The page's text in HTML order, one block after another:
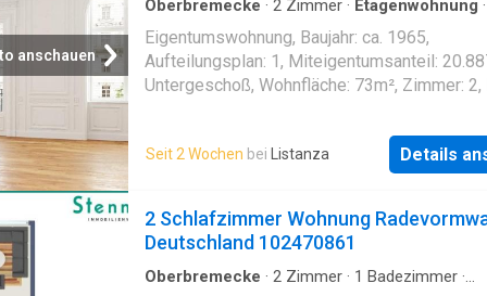
anschauen
Oberbremecke · 2 Zimmer · Etagenwohnung ·
Eigentumswohnung, Baujahr: ca. 1965,
Aufteilungsplan: 1, Miteigentumsanteil:
Untergeschoß, Wohnfläche: 73m², Zimmer: 2,
Zubehör 750€ (Gartenhaus), durchgreifende
Modernisierungsmaßnahmen wurden nicht
vorgenommen, zum Zeitpunkt der
Seit 2 Wochen bei Listanza Details
2 Schlafzimmer Wohnung
Deutschland 102470861
Oberbremecke · 2 Zimmer · 1 Badezimmer ·